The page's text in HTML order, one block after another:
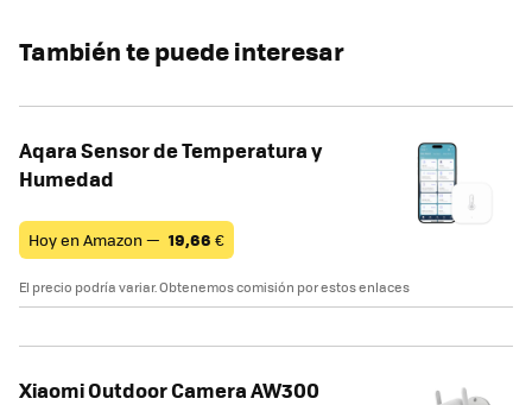
También te puede interesar
Aqara Sensor de Temperatura y
Humedad
Hoy en Amazon — 19,66 €
El precio podría variar. Obtenemos comisión por estos enlaces
Xiaomi Outdoor Camera AW300